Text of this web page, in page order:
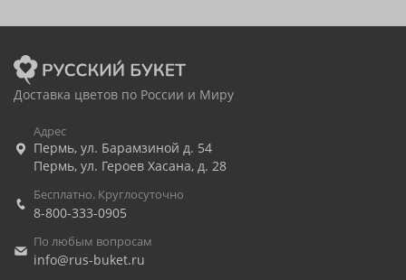
Доставка цветов по России и Миру
Адрес
Пермь, ул. Барамзиной д. 54
Пермь, ул. Героев Хасана, д. 28
Бесплатно. Круглосуточно
8-800-333-0905
По любым вопросам
info@rus-buket.ru